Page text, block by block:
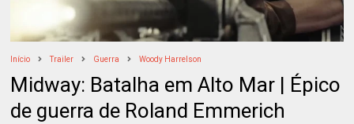
Início Trailer Guerra Woody Harrelson
Midway: Batalha em Alto Mar | Épico
de guerra de Roland Emmerich